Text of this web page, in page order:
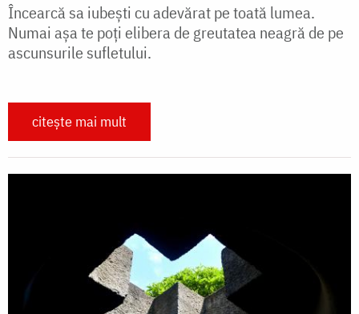
Încearcă sa iubești cu adevărat pe toată lumea.
Numai așa te poți elibera de greutatea neagră de pe
ascunsurile sufletului.
citește mai mult